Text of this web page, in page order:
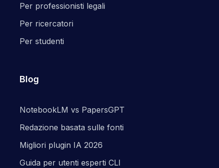
Per professionisti legali
Per ricercatori
Per studenti
Blog
NotebookLM vs PapersGPT
Redazione basata sulle fonti
Migliori plugin IA 2026
Guida per utenti esperti CLI